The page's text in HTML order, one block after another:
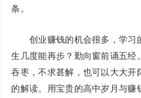
条。
创业赚钱的机会很多，学习
生几度能再步？勤向窗前诵五经
吞枣，不求甚解，也可以大大开
的解读。用宝贵的高中岁月与赚